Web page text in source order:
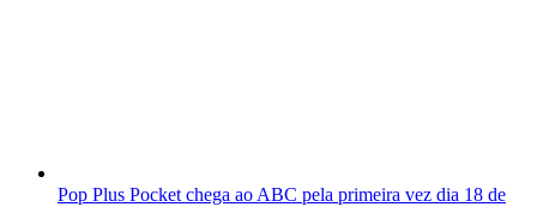
Pop Plus Pocket chega ao ABC pela primeira vez dia 18 de